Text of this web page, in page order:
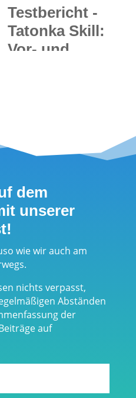
Testbericht -
Tatonka Skill:
Vor- und
Rucksäcke
dem
unserer
wie wir auch am
nichts verpasst,
Abständen
der
auf